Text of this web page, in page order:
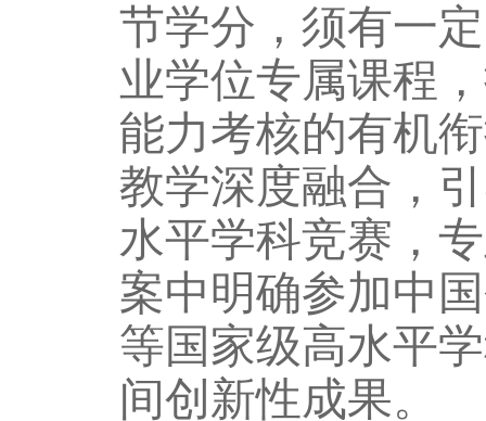
节学分，须有一
业学位专属课程
能力考核的有机
教学深度融合，
水平学科竞赛，
案中明确参加中
等国家级高水平
间创新性成果。